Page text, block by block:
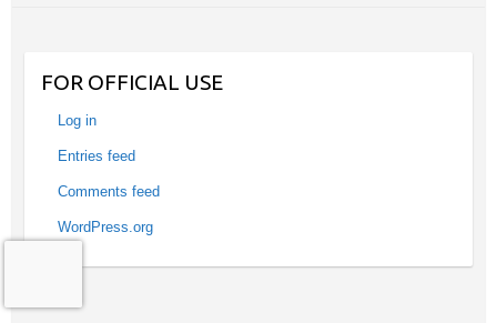
FOR OFFICIAL USE
Log in
Entries feed
Comments feed
WordPress.org